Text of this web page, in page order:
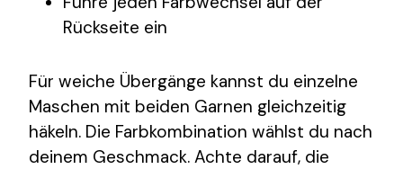
Rückseite ein
Für weiche Übergänge kannst du einzelne
Maschen mit beiden Garnen gleichzeitig
häkeln. Die Farbkombination wählst du nach
deinem Geschmack. Achte darauf, die